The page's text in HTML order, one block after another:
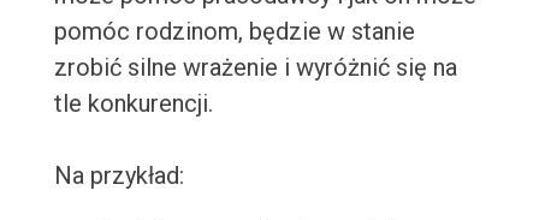
pomóc rodzinom, będzie w stanie
zrobić silne wrażenie i wyróżnić się na
tle konkurencji.
Na przykład: